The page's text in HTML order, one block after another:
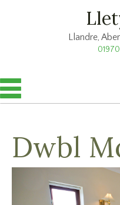
Llandre,
Dwbl